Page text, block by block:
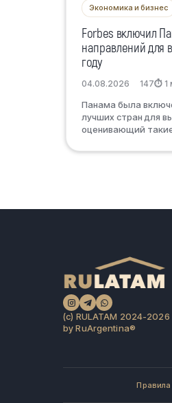
Экономика и бизнес
Forbes включил
направлений для
году
04.08.2026 147⏱ 1
Панама была
лучших стран для
оценивающий
(c) RULATAM 2024-2026
by RuArgentina®️
Правила